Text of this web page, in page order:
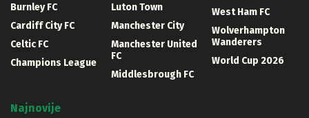
Burnley FC
Cardiff City FC
Celtic FC
Champions League
Luton Town
Manchester City
Manchester United
FC
Middlesbrough FC
West Ham FC
Wolverhampton
Wanderers
World Cup 2026
Najnovije